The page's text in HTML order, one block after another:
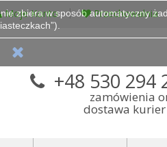
Moje Konto Przechowalnia
+48 530 294
zamówienia
dostawa kurier
zbiera w sposób automatyczny